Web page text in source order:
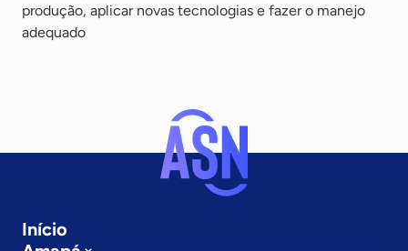
produção, aplicar novas tecnologias e fazer o manejo
adequado
Início